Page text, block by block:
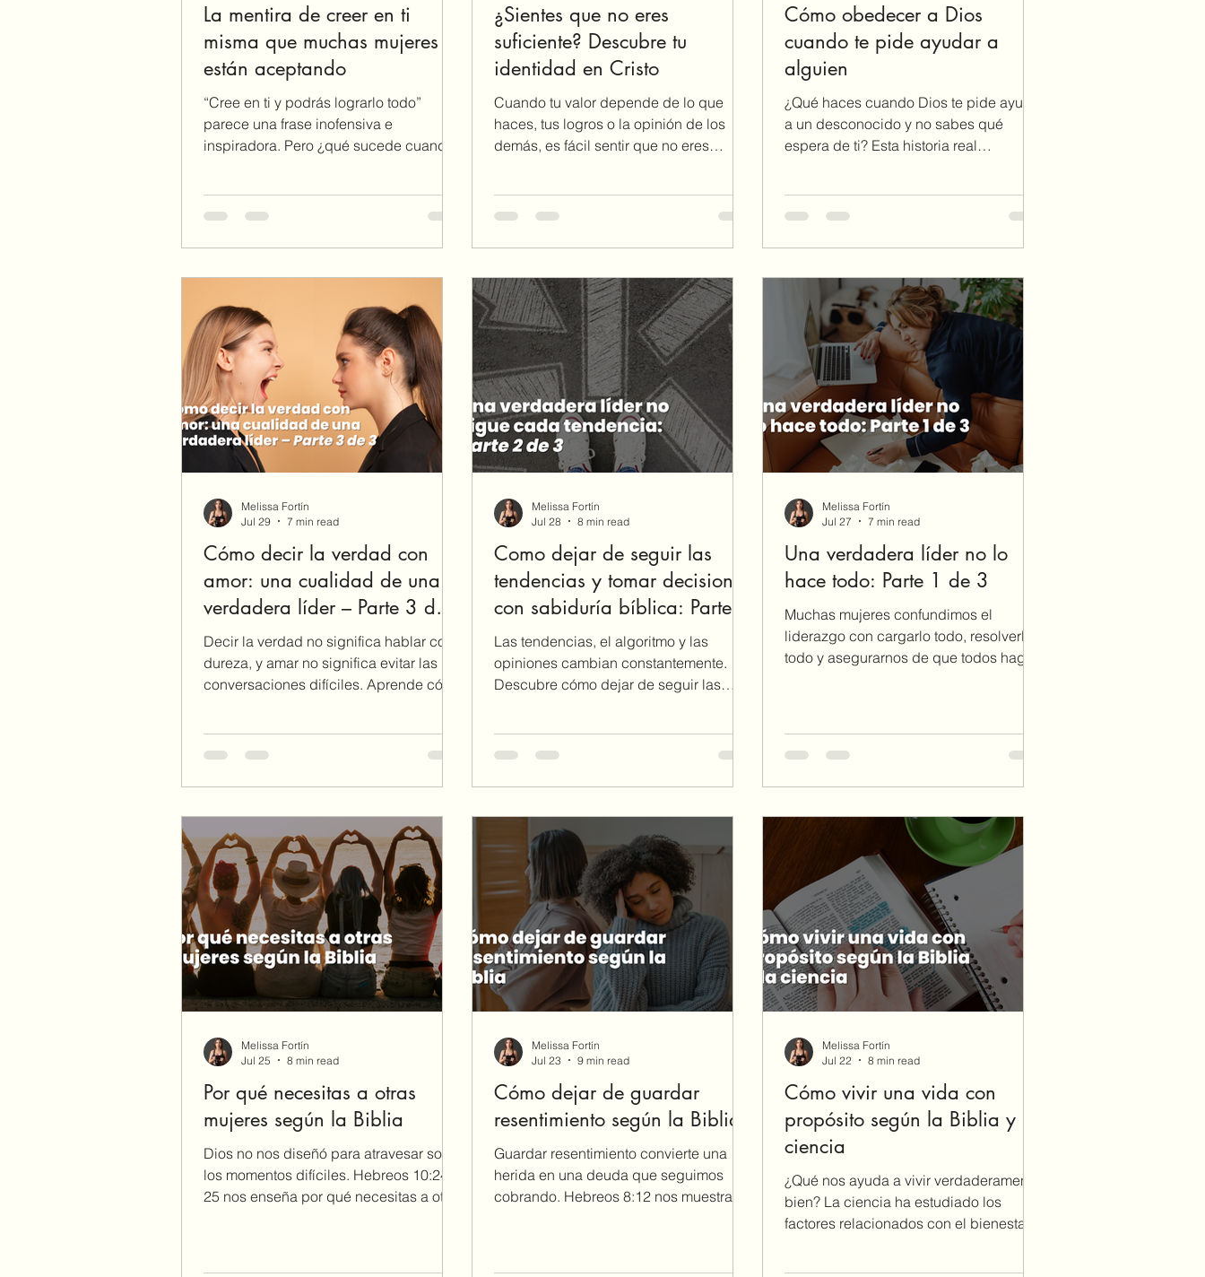
La mentira de creer en ti
misma que muchas mujeres
están aceptando
“Cree en ti y podrás lograrlo todo”
parece una frase inofensiva e
inspiradora. Pero ¿qué sucede cuando
Dios? Descubre cómo reconocer la
verdad de Su Palabra.
¿Sientes que no eres
suficiente? Descubre tu
identidad en Cristo
Cuando tu valor depende de lo que
haces, tus logros o la opinión de los
demás, es fácil sentir que no eres
saber quién eres, de dónde vienes y a
Cómo obedecer a Dios
cuando te pide ayudar a
alguien
¿Qué haces cuando Dios te pide ayudar
a un desconocido y no sabes qué
espera de ti? Esta historia real
plan mucho más grande de lo que
Cómo decir la verdad con
amor: una cualidad de una
verdadera líder – Parte 3 de
3
Decir la verdad no significa hablar con
dureza, y amar no significa evitar las
conversaciones difíciles. Aprende cómo
siguiendo el ejemplo de Cristo.
Melissa Fortín
Jul 29
7 min read
Como dejar de seguir las
tendencias y tomar decisiones
con sabiduría bíblica: Parte 2
de 3
Las tendencias, el algoritmo y las
opiniones cambian constantemente.
Descubre cómo dejar de seguir las
Melissa Fortín
Jul 28
8 min read
Una verdadera líder no lo
hace todo: Parte 1 de 3
Muchas mujeres confundimos el
liderazgo con cargarlo todo, resolverlo
todo y asegurarnos de que todos hagan
también puedan crecer y servir.
Melissa Fortín
Jul 27
7 min read
Por qué necesitas a otras
mujeres según la Biblia
Dios no nos diseñó para atravesar solas
los momentos difíciles. Hebreos 10:24-
25 nos enseña por qué necesitas a otras
Melissa Fortín
Jul 25
8 min read
Cómo dejar de guardar
resentimiento según la Biblia
Guardar resentimiento convierte una
herida en una deuda que seguimos
cobrando. Hebreos 8:12 nos muestra
Melissa Fortín
Jul 23
9 min read
Cómo vivir una vida con
propósito según la Biblia y la
ciencia
¿Qué nos ayuda a vivir verdaderamente
bien? La ciencia ha estudiado los
factores relacionados con el bienestar
Melissa Fortín
Jul 22
8 min read